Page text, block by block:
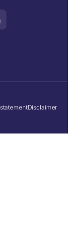
Disclaimer